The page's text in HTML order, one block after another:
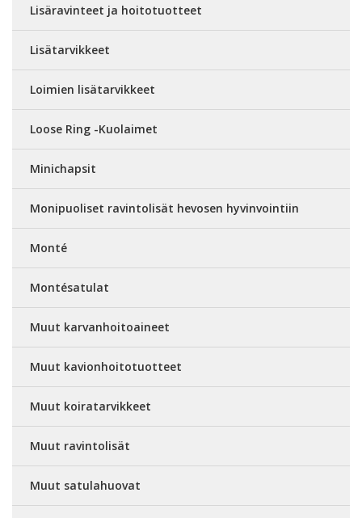
Lisäravinteet ja hoitotuotteet
Lisätarvikkeet
Loimien lisätarvikkeet
Loose Ring -Kuolaimet
Minichapsit
Monipuoliset ravintolisät hevosen hyvinvointiin
Monté
Montésatulat
Muut karvanhoitoaineet
Muut kavionhoitotuotteet
Muut koiratarvikkeet
Muut ravintolisät
Muut satulahuovat